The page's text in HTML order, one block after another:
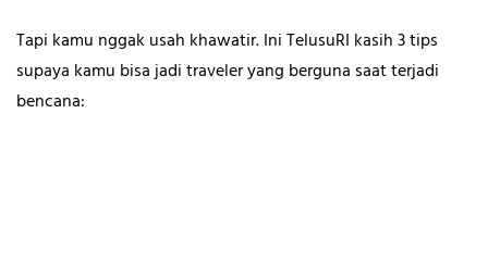
Tapi kamu nggak usah khawatir. Ini TelusuRI kasih 3 tips
supaya kamu bisa jadi traveler yang berguna saat terjadi
bencana: